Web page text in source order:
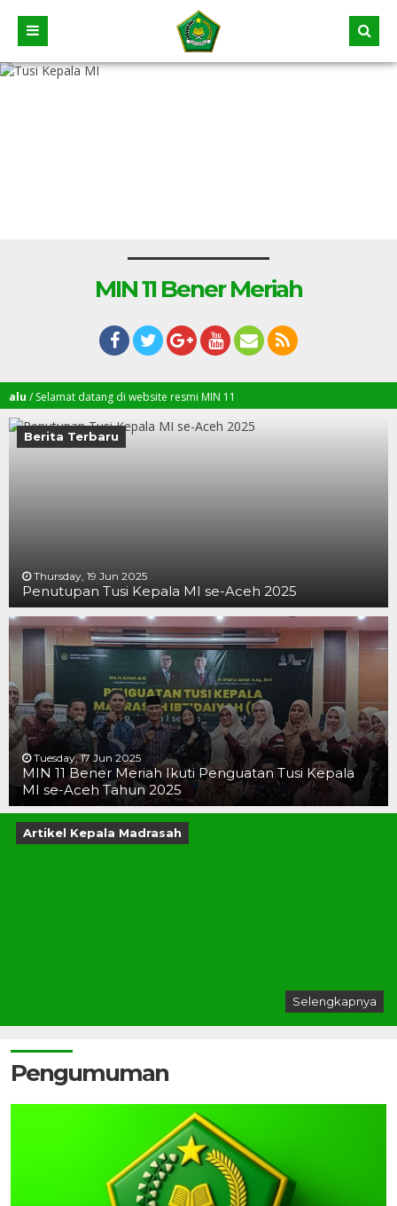
MIN 11 Bener Meriah
Selamat datang di website resmi MIN 11
Berita Terbaru
Thursday, 19 Jun 2025
Penutupan Tusi Kepala MI se-Aceh 2025
Tuesday, 17 Jun 2025
MIN 11 Bener Meriah Ikuti Penguatan Tusi Kepala
MI se-Aceh Tahun 2025
Artikel Kepala Madrasah
Selengkapnya
Pengumuman
19 JUN 2025
19 JUN 2025
16 JUN 2025